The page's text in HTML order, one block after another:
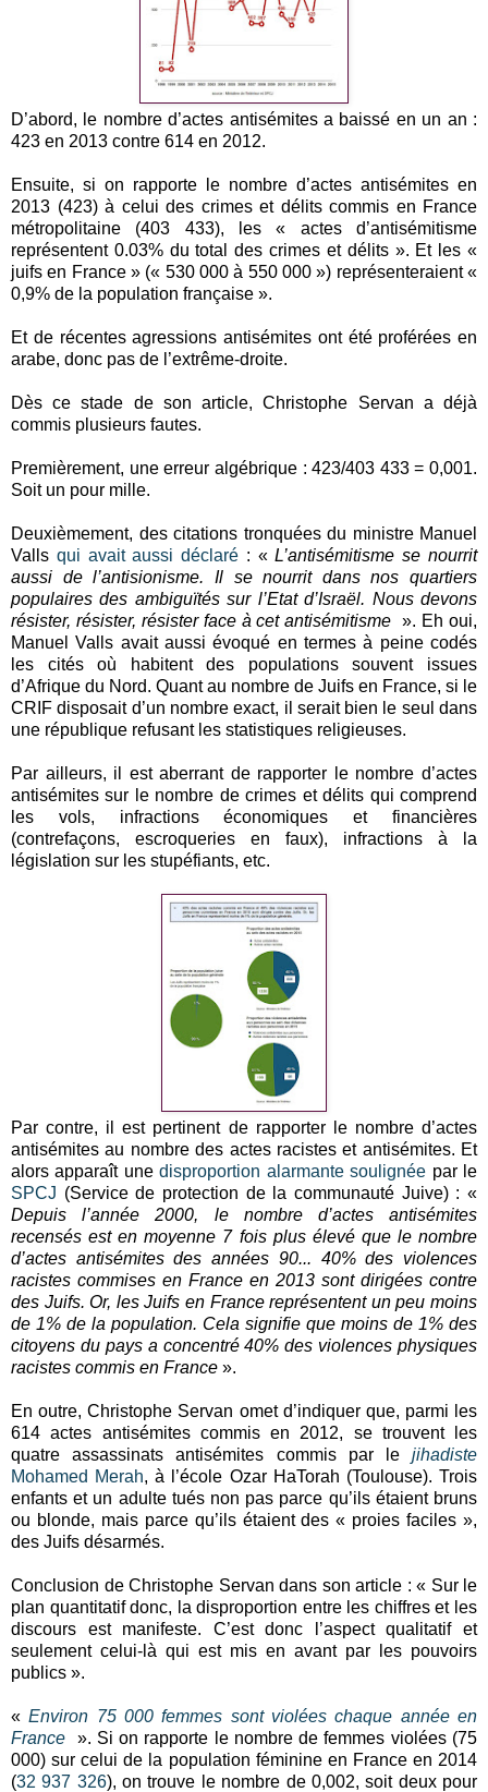
D’abord, le nombre d’actes antisémites a baissé en un an :
423 en 2013 contre 614 en 2012.
Ensuite, si on rapporte le nombre d’actes antisémites en
2013 (423) à celui des crimes et délits commis en France
métropolitaine (403 433), les « actes d’antisémitisme
représentent 0.03% du total des crimes et délits ». Et les «
juifs en France » (« 530 000 à 550 000 ») représenteraient «
0,9% de la population française ».
Et de récentes agressions antisémites ont été proférées en
arabe, donc pas de l’extrême-droite.
Dès ce stade de son article, Christophe Servan a déjà
commis plusieurs fautes.
Premièrement, une erreur algébrique : 423/403 433 = 0,001.
Soit un pour mille.
Deuxièmement, des citations tronquées du ministre Manuel
Valls qui avait aussi déclaré : «L’antisémitisme se nourrit
aussi de l’antisionisme. Il se nourrit dans nos quartiers
populaires des ambiguïtés sur l’Etat d’Israël. Nous devons
résister, résister, résister face à cet antisémitisme ». Eh oui,
Manuel Valls avait aussi évoqué en termes à peine codés
les cités où habitent des populations souvent issues
d’Afrique du Nord. Quant au nombre de Juifs en France, si le
CRIF disposait d’un nombre exact, il serait bien le seul dans
une république refusant les statistiques religieuses.
Par ailleurs, il est aberrant de rapporter le nombre d’actes
antisémites sur le nombre de crimes et délits qui comprend
les vols, infractions économiques et financières
(contrefaçons, escroqueries en faux), infractions à la
législation sur les stupéfiants, etc.
Par contre, il est pertinent de rapporter le nombre d’actes
antisémites au nombre des actes racistes et antisémites. Et
alors apparaît unedisproportion alarmante soulignée par le
SPCJ (Service de protection de la communauté Juive) : «
Depuis l’année 2000, le nombre d’actes antisémites
recensés est en moyenne 7 fois plus élevé que le nombre
d’actes antisémites des années 90... 40% des violences
racistes commises en France en 2013 sont dirigées contre
des Juifs. Or, les Juifs en France représentent un peu moins
de 1% de la population. Cela signifie que moins de 1% des
citoyens du pays a concentré 40% des violences physiques
racistes commis en France ».
En outre, Christophe Servan omet d’indiquer que, parmi les
614 actes antisémites commis en 2012, se trouvent les
quatre assassinats antisémites commis par le jihadiste
Mohamed Merah, à l’école Ozar HaTorah (Toulouse). Trois
enfants et un adulte tués non pas parce qu’ils étaient bruns
ou blonde, mais parce qu’ils étaient des « proies faciles »,
des Juifs désarmés.
Conclusion de Christophe Servan dans son article : « Sur le
plan quantitatif donc, la disproportion entre les chiffres et les
discours est manifeste. C’est donc l’aspect qualitatif et
seulement celui-là qui est mis en avant par les pouvoirs
publics ».
«Environ 75 000 femmes sont violées chaque année en
France ». Si on rapporte le nombre de femmes violées (75
000) sur celui de la population féminine en France en 2014
(32 937 326), on trouve le nombre de 0,002, soit deux pour